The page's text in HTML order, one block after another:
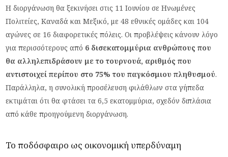
Η διοργάνωση θα ξεκινήσει στις 11 Ιουνίου σε Ηνωμένες
Πολιτείες, Καναδά και Μεξικό, με 48 εθνικές ομάδες και 104
αγώνες σε 16 διαφορετικές πόλεις. Οι προβλέψεις κάνουν λόγο
για περισσότερους από 6 δισεκατομμύρια ανθρώπους που
θα αλληλεπιδράσουν με το τουρνουά, αριθμός που
αντιστοιχεί περίπου στο 75% του παγκόσμιου πληθυσμού.
Παράλληλα, η συνολική προσέλευση φιλάθλων στα γήπεδα
εκτιμάται ότι θα φτάσει τα 6,5 εκατομμύρια, σχεδόν διπλάσια
από κάθε προηγούμενη διοργάνωση.
Το ποδόσφαιρο ως οικονομική υπερδύναμη